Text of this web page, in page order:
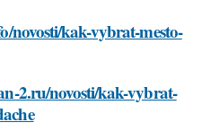
novosti/kak-vybrat-mesto-
2.ru/novosti/kak-vybrat-